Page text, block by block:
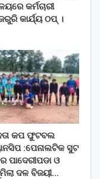
କର୍ମଚାରୀ
କାର୍ଯ୍ୟ ଠପ୍ ।
କପ ଫୁଟବଲ
:ପେନାଲଟିକ ସୁଟ
ପାଦେରୀପଡା ଓ
ଦଳ ବିଜୟୀ…